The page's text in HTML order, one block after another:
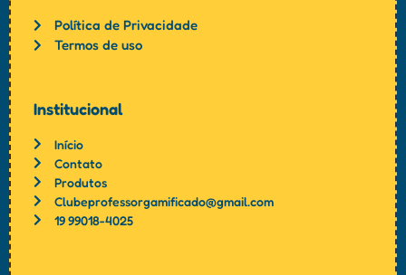
Política de Privacidade
Termos de uso
Institucional
Início
Contato
Produtos
Clubeprofessorgamificado@gmail.com
19 99018-4025